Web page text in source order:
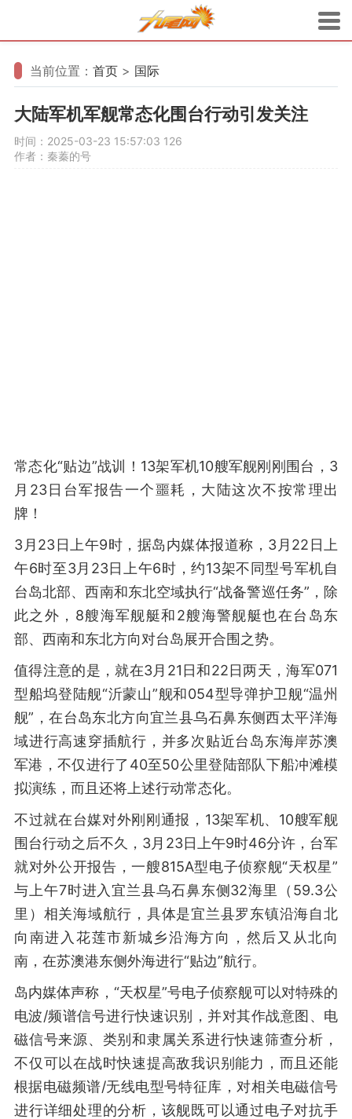
当前位置： 首页 > 国际
大陆军机军舰常态化围台行动引发关注
时间：2025-03-23 15:57:03 126
作者：秦蓁的号
常态化“贴边”战训！13架军机10艘军舰刚刚围台，3
月23日台军报告一个噩耗，大陆这次不按常理出
牌！
3月23日上午9时，据岛内媒体报道称，3月22日上
午6时至3月23日上午6时，约13架不同型号军机自
台岛北部、西南和东北空域执行“战备警巡任务”，除
此之外，8艘海军舰艇和2艘海警舰艇也在台岛东
部、西南和东北方向对台岛展开合围之势。
值得注意的是，就在3月21日和22日两天，海军071
型船坞登陆舰“沂蒙山”舰和054型导弹护卫舰“温州
舰”，在台岛东北方向宜兰县乌石鼻东侧西太平洋海
域进行高速穿插航行，并多次贴近台岛东海岸苏澳
军港，不仅进行了40至50公里登陆部队下船冲滩模
拟演练，而且还将上述行动常态化。
不过就在台媒对外刚刚通报，13架军机、10艘军舰
围台行动之后不久，3月23日上午9时46分许，台军
就对外公开报告，一艘815A型电子侦察舰“天权星”
与上午7时进入宜兰县乌石鼻东侧32海里（59.3公
里）相关海域航行，具体是宜兰县罗东镇沿海自北
向南进入花莲市新城乡沿海方向，然后又从北向
南，在苏澳港东侧外海进行“贴边”航行。
岛内媒体声称，“天权星”号电子侦察舰可以对特殊的
电波/频谱信号进行快速识别，并对其作战意图、电
磁信号来源、类别和隶属关系进行快速筛查分析，
不仅可以在战时快速提高敌我识别能力，而且还能
根据电磁频谱/无线电型号特征库，对相关电磁信号
进行详细处理的分析，该舰既可以通过电子对抗手